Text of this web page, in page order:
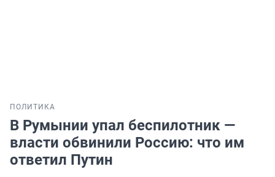
ПОЛИТИКА
В Румынии упал беспилотник —
власти обвинили Россию: что им
ответил Путин